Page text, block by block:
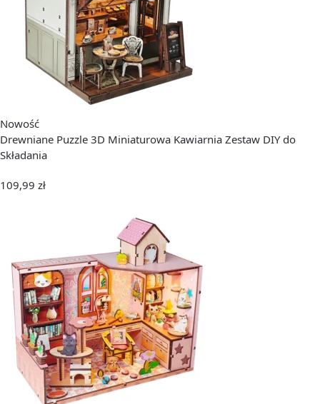
Nowość
Drewniane Puzzle 3D Miniaturowa Kawiarnia Zestaw DIY do
Składania
109,99 zł